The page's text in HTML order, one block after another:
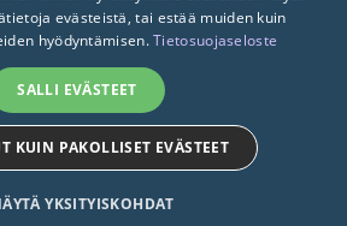
Made with ❤ byAvoin.Systems
SWEDISH
evästeistä, tai estää muiden kuin
hyödyntämisen.Tietosuojaseloste
SALLI EVÄSTEET
KUIN PAKOLLISET EVÄSTEET
YKSITYISKOHDAT